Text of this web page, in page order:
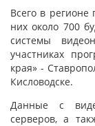
Всего в
них около 700
системы
участниках
края» -
Кисловодске.
Данные с
серверов, а